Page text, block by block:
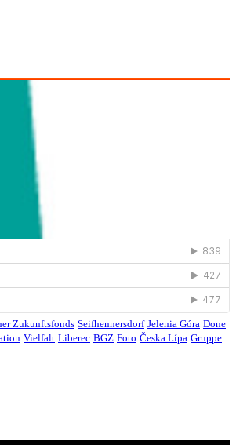
Zukunftsfonds Seifhennersdorf Jelenia Góra Done
Vielfalt Liberec BGZ Foto Česka Lípa Gruppe